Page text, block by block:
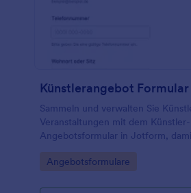
Künstlerangebot Formular
Sammeln und verwalten Sie
Veranstaltungen mit dem Künstler-
Angebotsformular in Jotform,
Datenaufnahme rund um
Go to Category:
Angebotsformulare